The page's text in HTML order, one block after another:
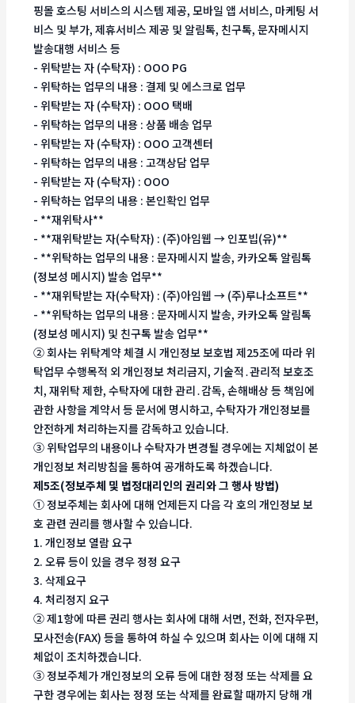
핑몰 호스팅 서비스의 시스템 제공, 모바일 앱 서비스, 마케팅 서
비스 및 부가, 제휴서비스 제공 및 알림톡, 친구톡, 문자메시지
발송대행 서비스 등
- 위탁받는 자 (수탁자) : OOO PG
- 위탁하는 업무의 내용 : 결제 및 에스크로 업무
- 위탁받는 자 (수탁자) : OOO 택배
- 위탁하는 업무의 내용 : 상품 배송 업무
- 위탁받는 자 (수탁자) : OOO 고객센터
- 위탁하는 업무의 내용 : 고객상담 업무
- 위탁받는 자 (수탁자) : OOO
- 위탁하는 업무의 내용 : 본인확인 업무
- **재위탁사**
- **재위탁받는 자(수탁자) : (주)아임웹 → 인포빕(유)**
- **위탁하는 업무의 내용 : 문자메시지 발송, 카카오톡 알림톡
(정보성 메시지) 발송 업무**
- **재위탁받는 자(수탁자) : (주)아임웹 → (주)루나소프트**
- **위탁하는 업무의 내용 : 문자메시지 발송, 카카오톡 알림톡
(정보성 메시지) 및 친구톡 발송 업무**
② 회사는 위탁계약 체결 시 개인정보 보호법 제25조에 따라 위
탁업무 수행목적 외 개인정보 처리금지, 기술적․관리적 보호조
치, 재위탁 제한, 수탁자에 대한 관리․감독, 손해배상 등 책임에
관한 사항을 계약서 등 문서에 명시하고, 수탁자가 개인정보를
안전하게 처리하는지를 감독하고 있습니다.
③ 위탁업무의 내용이나 수탁자가 변경될 경우에는 지체없이 본
개인정보 처리방침을 통하여 공개하도록 하겠습니다.
제5조(정보주체 및 법정대리인의 권리와 그 행사 방법)
① 정보주체는 회사에 대해 언제든지 다음 각 호의 개인정보 보
호 관련 권리를 행사할 수 있습니다.
1. 개인정보 열람 요구
2. 오류 등이 있을 경우 정정 요구
3. 삭제요구
4. 처리정지 요구
② 제1항에 따른 권리 행사는 회사에 대해 서면, 전화, 전자우편,
모사전송(FAX) 등을 통하여 하실 수 있으며 회사는 이에 대해 지
체없이 조치하겠습니다.
③ 정보주체가 개인정보의 오류 등에 대한 정정 또는 삭제를 요
구한 경우에는 회사는 정정 또는 삭제를 완료할 때까지 당해 개